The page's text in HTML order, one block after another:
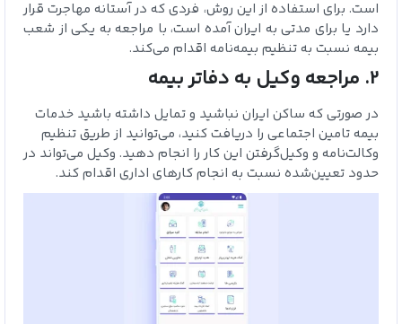
است. برای استفاده از این روش، فردی که در آستانه مهاجرت قرار
دارد یا برای مدتی به ایران آمده است، با مراجعه به یکی از شعب
بیمه نسبت به تنظیم بیمه‌نامه اقدام می‌کند.
2. مراجعه وکیل به دفاتر بیمه
در صورتی که ساکن ایران نباشید و تمایل داشته باشید خدمات
بیمه تامین اجتماعی را دریافت کنید، می‌توانید از طریق تنظیم
وکالت‌نامه و وکیل‌گرفتن این کار را انجام دهید. وکیل می‌تواند در
حدود تعیین‌شده نسبت به انجام کارهای اداری اقدام کند.